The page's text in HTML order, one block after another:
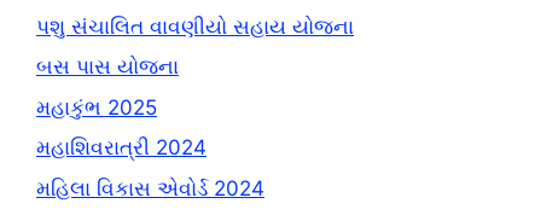
પશુ સંચાલિત વાવણીયો સહાય યોજના
બસ પાસ યોજના
મહાકુંભ 2025
મહાશિવરાત્રી 2024
મહિલા વિકાસ એવોર્ડ 2024